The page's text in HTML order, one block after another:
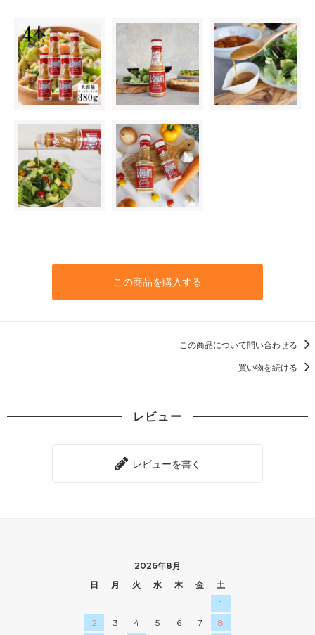
この商品を購入する
この商品について問い合わせる
買い物を続ける
レビュー
レビューを書く
2026年8月
日
月 火 水 木 金
土
1
2
3 4 5 6 7
8